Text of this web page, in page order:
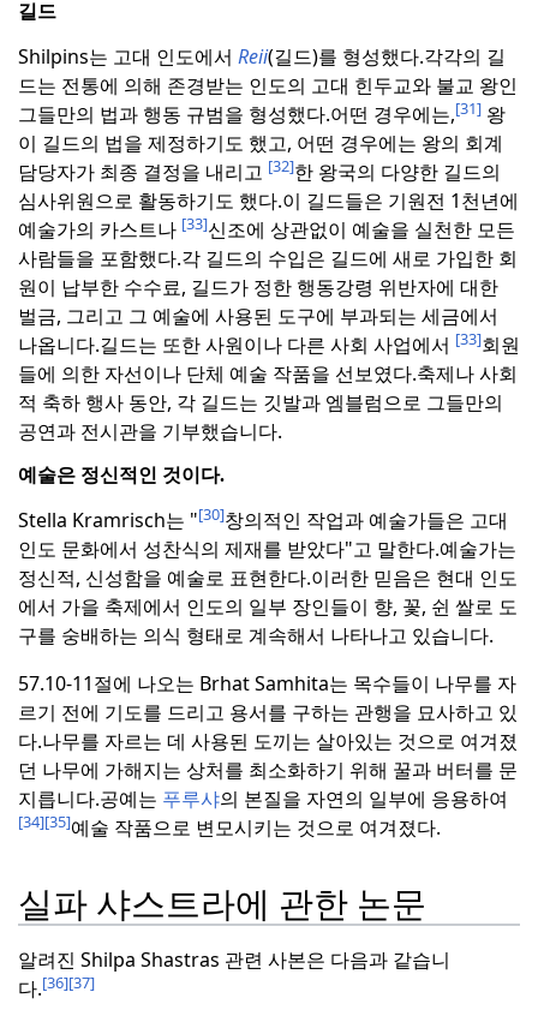
길드
Shilpins는 고대 인도에서 Reii(길드)를 형성했다.각각의 길
드는 전통에 의해 존경받는 인도의 고대 힌두교와 불교 왕인
그들만의 법과 행동 규범을 형성했다.어떤 경우에는,[31] 왕
이 길드의 법을 제정하기도 했고, 어떤 경우에는 왕의 회계
담당자가 최종 결정을 내리고 [32]한 왕국의 다양한 길드의
심사위원으로 활동하기도 했다.이 길드들은 기원전 1천년에
예술가의 카스트나 [33]신조에 상관없이 예술을 실천한 모든
사람들을 포함했다.각 길드의 수입은 길드에 새로 가입한 회
원이 납부한 수수료, 길드가 정한 행동강령 위반자에 대한
벌금, 그리고 그 예술에 사용된 도구에 부과되는 세금에서
나옵니다.길드는 또한 사원이나 다른 사회 사업에서 [33]회원
들에 의한 자선이나 단체 예술 작품을 선보였다.축제나 사회
적 축하 행사 동안, 각 길드는 깃발과 엠블럼으로 그들만의
공연과 전시관을 기부했습니다.
예술은 정신적인 것이다.
Stella Kramrisch는 "[30]창의적인 작업과 예술가들은 고대
인도 문화에서 성찬식의 제재를 받았다"고 말한다.예술가는
정신적, 신성함을 예술로 표현한다.이러한 믿음은 현대 인도
에서 가을 축제에서 인도의 일부 장인들이 향, 꽃, 쉰 쌀로 도
구를 숭배하는 의식 형태로 계속해서 나타나고 있습니다.
57.10-11절에 나오는 Brhat Samhita는 목수들이 나무를 자
르기 전에 기도를 드리고 용서를 구하는 관행을 묘사하고 있
다.나무를 자르는 데 사용된 도끼는 살아있는 것으로 여겨졌
던 나무에 가해지는 상처를 최소화하기 위해 꿀과 버터를 문
지릅니다.공예는 푸루샤의 본질을 자연의 일부에 응용하여
[34][35]예술 작품으로 변모시키는 것으로 여겨졌다.
실파 샤스트라에 관한 논문
알려진 Shilpa Shastras 관련 사본은 다음과 같습니
다.[36][37]